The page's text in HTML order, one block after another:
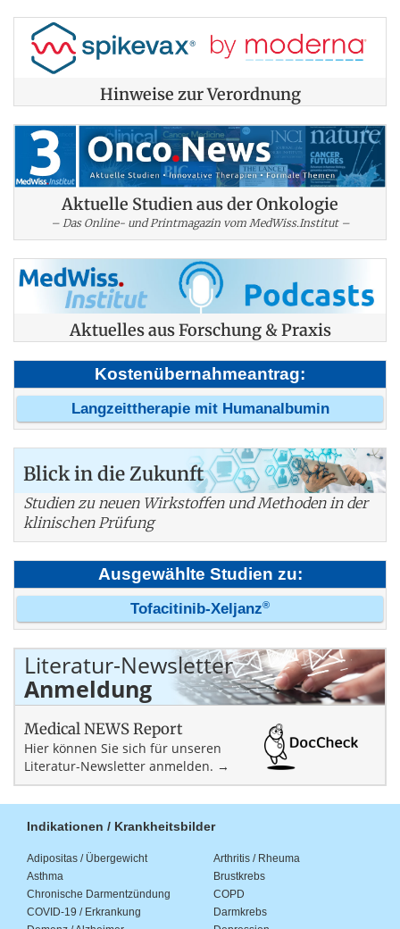
Hinweise zur Verordnung
Aktuelle Studien aus der Onkologie
– Das Online- und Printmagazin vom MedWiss.Institut –
Aktuelles aus Forschung & Praxis
Kostenübernahmeantrag:
Langzeittherapie mit Humanalbumin
Blick in die Zukunft
Studien zu neuen Wirkstoffen und Methoden in der
klinischen Prüfung
Ausgewählte Studien zu:
Tofacitinib-Xeljanz®
Literatur-Newsletter
Anmeldung
Medical NEWS Report
Hier können Sie sich für unseren
Literatur-Newsletter anmelden. →
Indikationen / Krankheitsbilder
Adipositas / Übergewicht
Arthritis / Rheuma
Asthma
Brustkrebs
Chronische Darmentzündung
COPD
COVID-19 / Erkrankung
Darmkrebs